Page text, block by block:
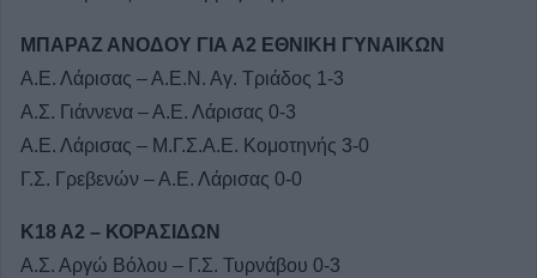
ΜΠΑΡΑΖ ΑΝΟΔΟΥ ΓΙΑ Α2 ΕΘΝΙΚΗ ΓΥΝΑΙΚΩΝ
Α.Ε. Λάρισας – Α.Ε.Ν. Αγ. Τριάδος 1-3
Α.Σ. Γιάννενα – Α.Ε. Λάρισας 0-3
Α.Ε. Λάρισας – Μ.Γ.Σ.Α.Ε. Κομοτηνής 3-0
Γ.Σ. Γρεβενών – Α.Ε. Λάρισας 0-0
Κ18 Α2 – ΚΟΡΑΣΙΔΩΝ
Α.Σ. Αργώ Βόλου – Γ.Σ. Τυρνάβου 0-3